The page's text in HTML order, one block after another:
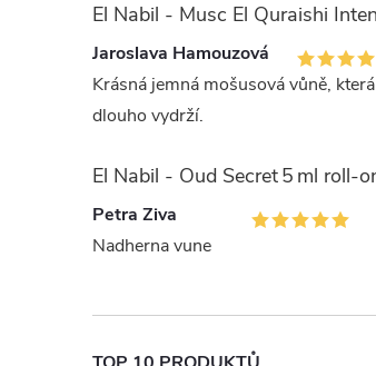
Jaroslava Hamouzová
Krásná jemná mošusová vůně, která
dlouho vydrží.
Petra Ziva
Nadherna vune